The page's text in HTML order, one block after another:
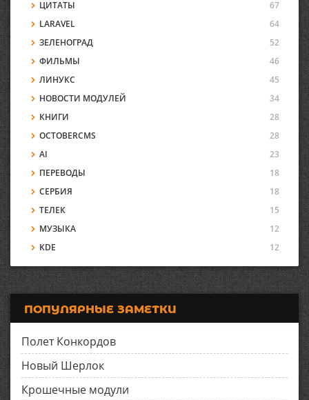
ЦИТАТЫ
67
LARAVEL
64
ЗЕЛЕНОГРАД
52
ФИЛЬМЫ
46
ЛИНУКС
45
НОВОСТИ МОДУЛЕЙ
34
КНИГИ
28
OCTOBERCMS
28
AI
23
ПЕРЕВОДЫ
18
СЕРБИЯ
18
ТЕЛЕК
15
МУЗЫКА
12
KDE
12
ПОПУЛЯРНЫЕ ЗАМЕТКИ
Полет Конкордов
Новый Шерлок
Крошечные модули